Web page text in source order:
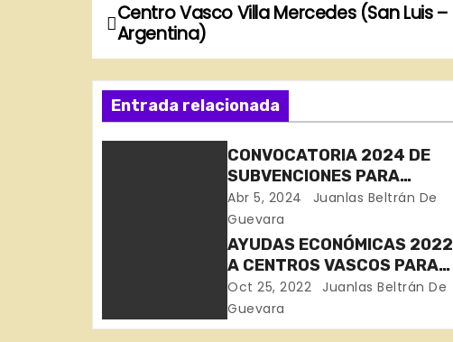
N
a
v
e
ó
Centro Vasco Villa Mercedes (San Luis –
Argentina)
Entrada relacionada
CONVOCATORIA 2024 DE
SUBVENCIONES PARA
CENTROS VASCOS – EUSKAL
ETXEAK
Abr 5, 2024
Juanlas Beltrán De
Guevara
AYUDAS ECONÓMICAS 2022
A CENTROS VASCOS PARA
ATENDER NECESIDADES
ASISTENCIALES Y
SITUACIONES DE EXTREMA
Oct 25, 2022
Juanlas Beltrán De
Guevara